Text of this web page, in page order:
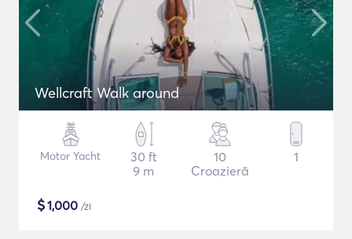
Wellcraft Walk around
Motor Yacht
30 ft
9 m
10
Croazieră
1
$1,000 /zi